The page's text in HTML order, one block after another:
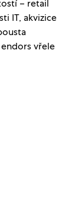
– retail
IT, akvizice
vřele